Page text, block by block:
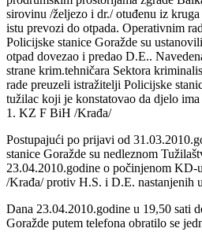
U 10,40 sati dežurnoj službi Policijske
ženska osoba i priavila da NN lice u
prodrumskim prostorijama zgrade
sirovinu /željezo i dr./ otuđenu iz kruga
istu prevozi do otpada. Operativnim
Policijske stanice Goražde su
otpad dovezao i predao D.E..
strane krim.tehničara Sektora
tužilac koji je konstatovao da djelo
1. KZ F BiH /Krađa/
Postupajući po prijavi od
23.04.2010.godine o počinjenom
/Krađa/ protiv H.S. i D.E. nastanjenih